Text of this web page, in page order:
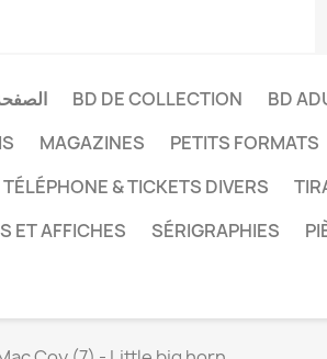
BD DE COLLECTION BD
MAGAZINES PETITS FORMATS
& TICKETS DIVERS
ET AFFICHES
SÉRIGRAPHIES